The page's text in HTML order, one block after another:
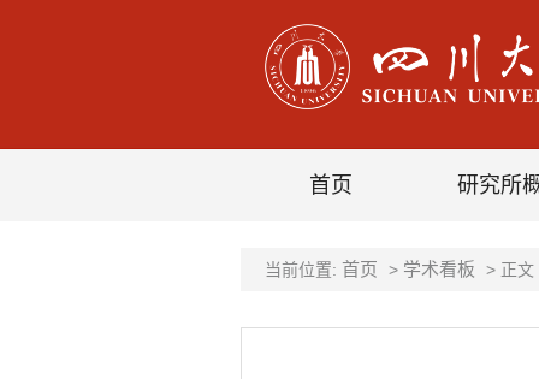
首页 研究所
当前位置: 首页 > 学术看板 > 正文